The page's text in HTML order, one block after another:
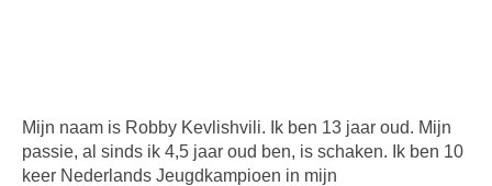
Mijn naam is Robby Kevlishvili. Ik ben 13 jaar oud. Mijn
passie, al sinds ik 4,5 jaar oud ben, is schaken. Ik ben 10
keer Nederlands Jeugdkampioen in mijn